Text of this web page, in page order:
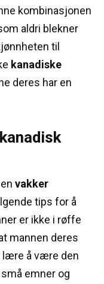
kombinasjonen
aldri blekner
til
kanadiske
deres har en
vakker
tips for å
er ikke i røffe
mannen deres
lære å være den
emner og